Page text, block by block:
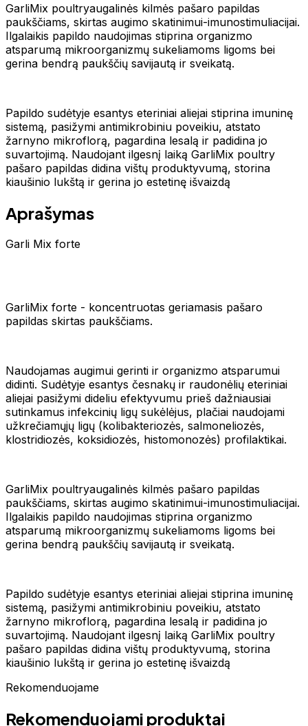
GarliMix poultryaugalinės kilmės pašaro papildas
paukščiams, skirtas augimo skatinimui-imunostimuliacijai.
Ilgalaikis papildo naudojimas stiprina organizmo
atsparumą mikroorganizmų sukeliamoms ligoms bei
gerina bendrą paukščių savijautą ir sveikatą.
Papildo sudėtyje esantys eteriniai aliejai stiprina imuninę
sistemą, pasižymi antimikrobiniu poveikiu, atstato
žarnyno mikroflorą, pagardina lesalą ir padidina jo
suvartojimą. Naudojant ilgesnį laiką GarliMix poultry
pašaro papildas didina vištų produktyvumą, storina
kiaušinio lukštą ir gerina jo estetinę išvaizdą
Aprašymas
Garli Mix forte
GarliMix forte - koncentruotas geriamasis pašaro
papildas skirtas paukščiams.
Naudojamas augimui gerinti ir organizmo atsparumui
didinti. Sudėtyje esantys česnakų ir raudonėlių eteriniai
aliejai pasižymi dideliu efektyvumu prieš dažniausiai
sutinkamus infekcinių ligų sukėlėjus, plačiai naudojami
užkrečiamųjų ligų (kolibakteriozės, salmoneliozės,
klostridiozės, koksidiozės, histomonozės) profilaktikai.
GarliMix poultryaugalinės kilmės pašaro papildas
paukščiams, skirtas augimo skatinimui-imunostimuliacijai.
Ilgalaikis papildo naudojimas stiprina organizmo
atsparumą mikroorganizmų sukeliamoms ligoms bei
gerina bendrą paukščių savijautą ir sveikatą.
Papildo sudėtyje esantys eteriniai aliejai stiprina imuninę
sistemą, pasižymi antimikrobiniu poveikiu, atstato
žarnyno mikroflorą, pagardina lesalą ir padidina jo
suvartojimą. Naudojant ilgesnį laiką GarliMix poultry
pašaro papildas didina vištų produktyvumą, storina
kiaušinio lukštą ir gerina jo estetinę išvaizdą
Rekomenduojame
Rekomenduojami produktai